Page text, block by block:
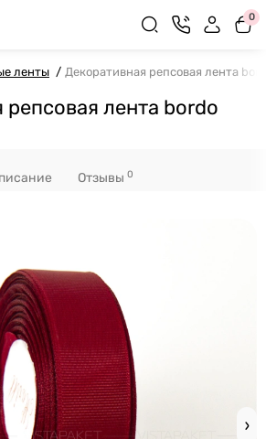
0
ленты Декоративная репсовая лента
лента bordo
Отзывы 0